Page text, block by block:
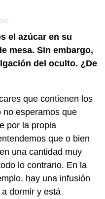
el azúcar en su
mesa. Sin embargo,
del oculto. ¿De
que contienen los
no esperamos que
por la propia
que o bien
una cantidad muy
lo contrario. En la
hay una infusión
dormir y está